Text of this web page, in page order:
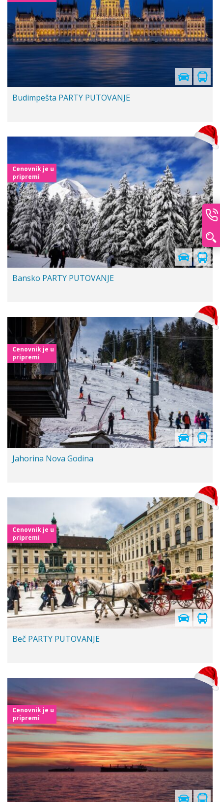
Budimpešta PARTY PUTOVANJE
Cenovnik je u
pripremi
Bansko PARTY PUTOVANJE
Cenovnik je u
pripremi
Jahorina Nova Godina
Cenovnik je u
pripremi
Beč PARTY PUTOVANJE
Cenovnik je u
pripremi